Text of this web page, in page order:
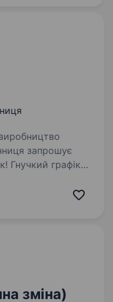
запрошує
графік
зміна)